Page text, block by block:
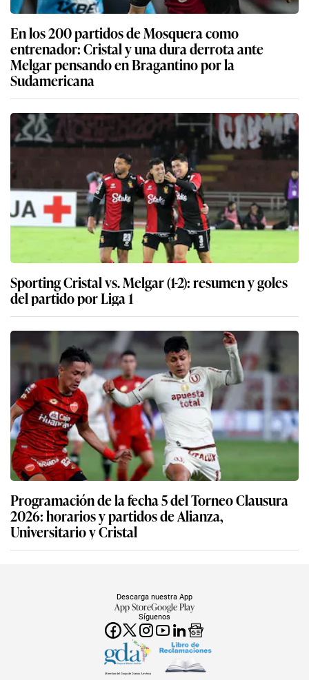
En los 200 partidos de Mosquera como
entrenador: Cristal y una dura derrota ante
Melgar pensando en Bragantino por la
Sudamericana
Sporting Cristal vs. Melgar (1-2): resumen y goles
del partido por Liga 1
Programación de la fecha 5 del Torneo Clausura
2026: horarios y partidos de Alianza,
Universitario y Cristal
Síguenos
Descarga nuestra App
App StoreGoogle Play
Miembro del Grupo de Diarios América